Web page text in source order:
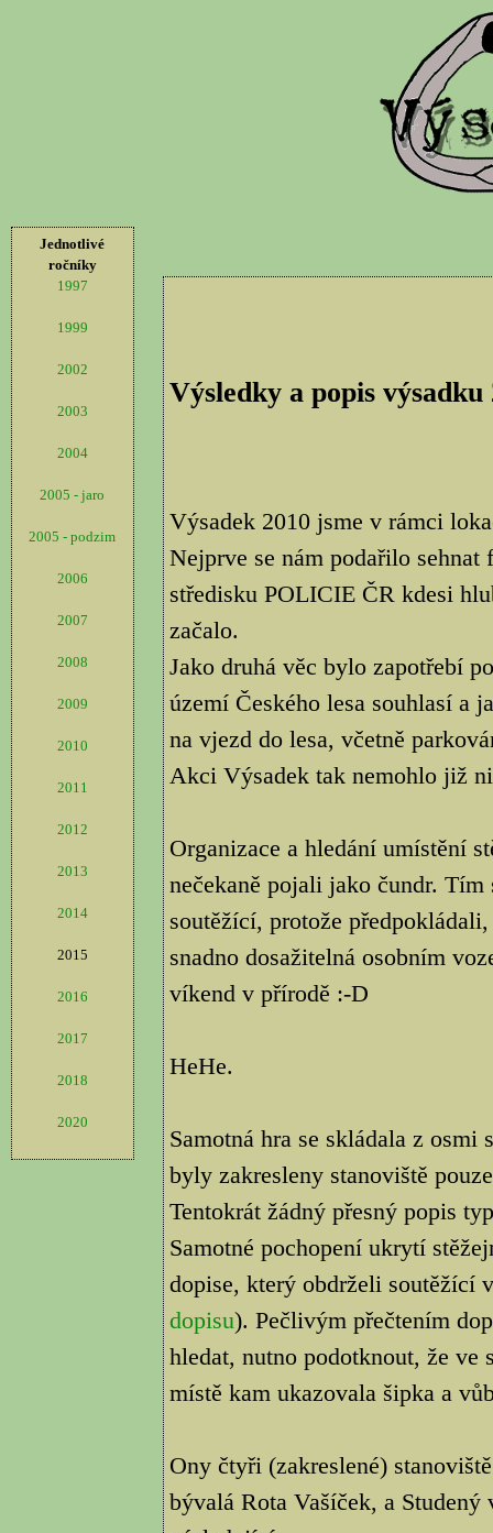
Jednotlivé
ročníky
1997
1999
2002
2003
2004
2005 - jaro
2005 - podzim
2006
2007
2008
2009
2010
2011
2012
2013
2014
2015
2016
2017
2018
2020
Výsledky a popis výsadku
Výsadek 2010 jsme v rámci
Nejprve se nám podařilo
středisku POLICIE ČR kdesi
začalo.
Jako druhá věc bylo zapotřebí
území Českého lesa souhlasí a
na vjezd do lesa, včetně
Akci Výsadek tak nemohlo již
Organizace a hledání umístění
nečekaně pojali jako čundr.
soutěžící, protože
snadno dosažitelná osobním
víkend v přírodě :-D
HeHe.
Samotná hra se skládala z
byly zakresleny stanoviště
Tentokrát žádný přesný popis
Samotné pochopení ukrytí
dopise, který obdrželi soutěžící
dopisu). Pečlivým přečtením
hledat, nutno podotknout, že ve
místě kam ukazovala šipka a
Ony čtyři (zakreslené)
bývalá Rota Vašíček, a